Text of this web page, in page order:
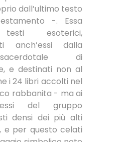
dall’ultimo testo
-. Essa
esoterici,
anch’essi dalla
di
e destinati non al
i 24 libri accolti nel
rabbanita - ma ai
del gruppo
densi dei più alti
e per questo celati